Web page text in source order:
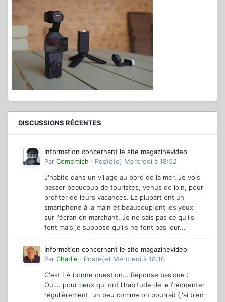
DISCUSSIONS RÉCENTES
Information concernant le site magazinevideo
Par Comemich · Posté(e) Mercredi à 18:52
J'habite dans un village au bord de la mer. Je vois
passer beaucoup de touristes, venus de loin, pour
profiter de leurs vacances. La plupart ont un
smartphone à la main et beaucoup ont les yeux
sur l'écran en marchant. Je ne sais pas ce qu'ils
font mais je suppose qu'ils ne font pas leur...
Information concernant le site magazinevideo
Par Charlie · Posté(e) Mercredi à 18:10
C'est LA bonne question... Réponse basique :
Oui... pour ceux qui ont l'habitude de le fréquenter
régulièrement, un peu comme on pourrait (j'ai bien